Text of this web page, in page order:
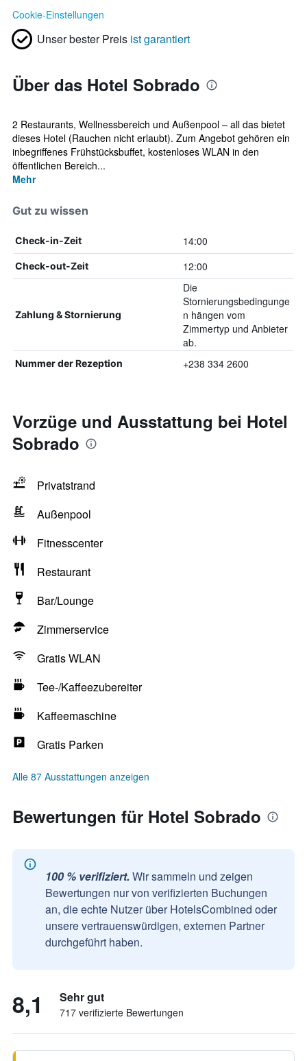
Cookie-Einstellungen
Unser bester Preis ist garantiert
Über das Hotel Sobrado
2 Restaurants, Wellnessbereich und Außenpool – all das bietet
dieses Hotel (Rauchen nicht erlaubt). Zum Angebot gehören ein
inbegriffenes Frühstücksbuffet, kostenloses WLAN in den
öffentlichen Bereich...
Mehr
Gut zu wissen
Check-in-Zeit 14:00
Check-out-Zeit 12:00
Zahlung & Stornierung
Die
Stornierungsbedingunge
n hängen vom
Zimmertyp und Anbieter
ab.
Nummer der Rezeption +238 334 2600
Vorzüge und Ausstattung bei Hotel
Sobrado
Privatstrand
Außenpool
Fitnesscenter
Restaurant
Bar/Lounge
Zimmerservice
Gratis WLAN
Tee-/Kaffeezubereiter
Kaffeemaschine
Gratis Parken
Alle 87 Ausstattungen anzeigen
Bewertungen für Hotel Sobrado
100 % verifiziert. Wir sammeln und zeigen
Bewertungen nur von verifizierten Buchungen
an, die echte Nutzer über HotelsCombined oder
unsere vertrauenswürdigen, externen Partner
durchgeführt haben.
8,1 Sehr gut
717 verifizierte Bewertungen